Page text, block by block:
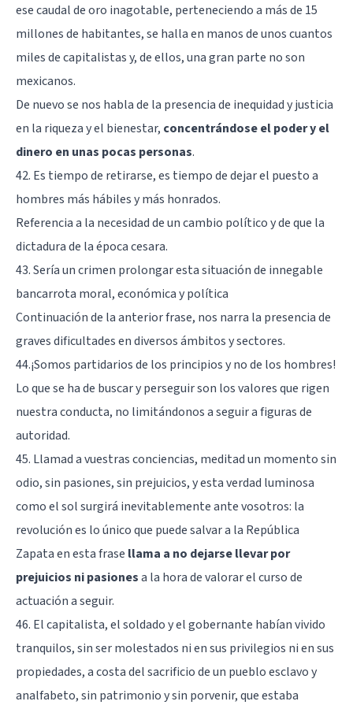
ese caudal de oro inagotable, perteneciendo a más de 15
millones de habitantes, se halla en manos de unos cuantos
miles de capitalistas y, de ellos, una gran parte no son
mexicanos.
De nuevo se nos habla de la presencia de inequidad y justicia
en la riqueza y el bienestar, concentrándose el poder y el
dinero en unas pocas personas.
42. Es tiempo de retirarse, es tiempo de dejar el puesto a
hombres más hábiles y más honrados.
Referencia a la necesidad de un cambio político y de que la
dictadura de la época cesara.
43. Sería un crimen prolongar esta situación de innegable
bancarrota moral, económica y política
Continuación de la anterior frase, nos narra la presencia de
graves dificultades en diversos ámbitos y sectores.
44.¡Somos partidarios de los principios y no de los hombres!
Lo que se ha de buscar y perseguir son los valores que rigen
nuestra conducta, no limitándonos a seguir a figuras de
autoridad.
45. Llamad a vuestras conciencias, meditad un momento sin
odio, sin pasiones, sin prejuicios, y esta verdad luminosa
como el sol surgirá inevitablemente ante vosotros: la
revolución es lo único que puede salvar a la República
Zapata en esta frase llama a no dejarse llevar por
prejuicios ni pasionesa la hora de valorar el curso de
actuación a seguir.
46. El capitalista, el soldado y el gobernante habían vivido
tranquilos, sin ser molestados ni en sus privilegios ni en sus
propiedades, a costa del sacrificio de un pueblo esclavo y
analfabeto, sin patrimonio y sin porvenir, que estaba